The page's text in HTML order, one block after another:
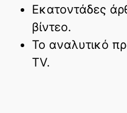
Εκατοντάδες
βίντεο.
Το αναλυτικό
TV.